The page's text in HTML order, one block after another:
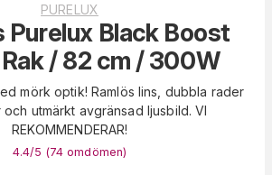
PURELUX
Purelux Black Boost
/ 82 cm / 300W
mörk optik! Ramlös lins, dubbla rader
och utmärkt avgränsad ljusbild. VI
REKOMMENDERAR!
4.4/5 (74 omdömen)